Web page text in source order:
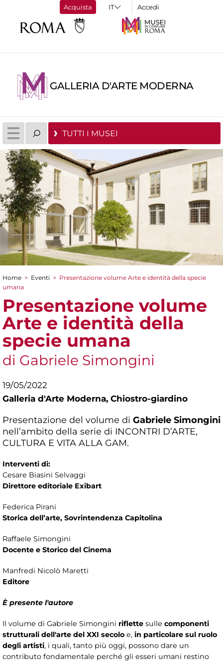
Acquista Accedi
GALLERIA D'ARTE MODERNA
TUTTI I MUSEI
Tu sei qui
Home > Eventi > Presentazione volume Arte e identità della specie
umana
Presentazione volume
Arte e identità della
specie umana
di Gabriele Simongini
19/05/2022
Galleria d'Arte Moderna, Chiostro-giardino
Presentazione del volume di Gabriele Simongini
nell’ambito della serie di INCONTRI D’ARTE,
CULTURA E VITA ALLA GAM.
Interventi di:
Cesare Biasini Selvaggi
Direttore editoriale Exibart
Federica Pirani
Storica dell’arte, Sovrintendenza Capitolina
Raffaele Simongini
Docente e Storico del Cinema
Manfredi Nicolò Maretti
Editore
È presente l'autore
Il volume di Gabriele Simongini riflette sulle componenti
strutturali dell'arte del XXI secolo e, in particolare sul ruolo
degli artisti, i quali, tanto più oggi, possono dare un
contributo fondamentale perché gli esseri umani restino